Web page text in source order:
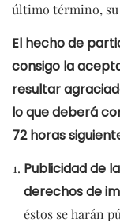
último término, su
El hecho de
consigo la
resultar
lo que deberá
72 horas
Publicidad de
derechos de
éstos se harán